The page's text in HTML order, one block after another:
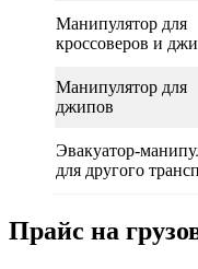
Манипулятор для
кроссоверов и
Манипулятор для
джипов
Эвакуатор-
для другого
Прайс на